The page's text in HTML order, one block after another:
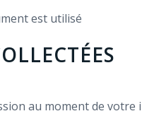
est utilisé
au moment de